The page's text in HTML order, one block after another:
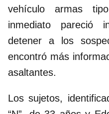
vehículo armas
inmediato pareció
detener a los
encontró más
asaltantes.
Los sujetos,